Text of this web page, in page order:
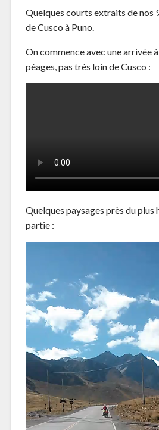
Quelques courts extraits de nos
de Cusco à Puno.
On commence avec une arrivée
péages, pas très loin de Cusco :
Quelques paysages près du plus
partie :